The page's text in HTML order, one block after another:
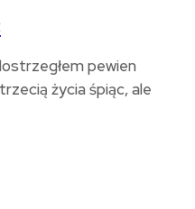
pewien
życia śpiąc, ale